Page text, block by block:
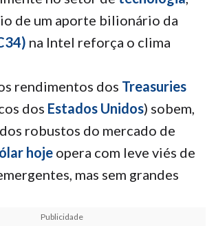
de um aporte bilionário da
na Intel reforça o clima
rendimentos dos Treasuries
dos Estados Unidos) sobem,
robustos do mercado de
hoje opera com leve viés de
mas sem grandes
Publicidade